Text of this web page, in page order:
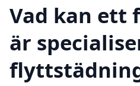
Vad kan ett
är